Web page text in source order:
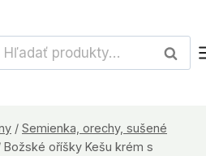
Hľadať:
/ Semienka, orechy, sušené
Božské oříšky Kešu krém s